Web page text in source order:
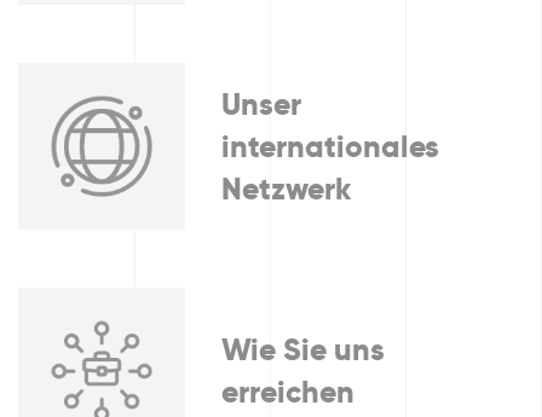
Unser
internationales
Netzwerk
Wie Sie uns
erreichen